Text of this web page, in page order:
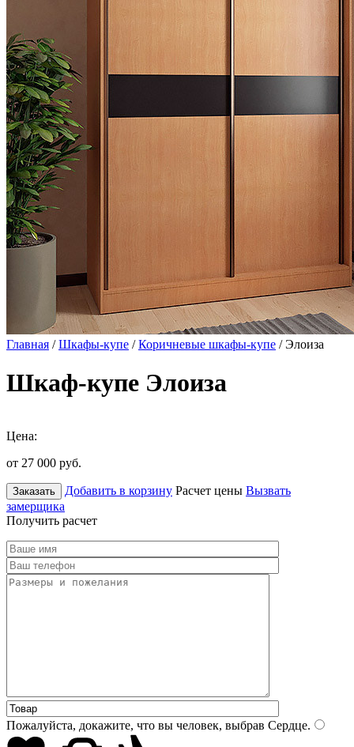
Главная /Шкафы-купе /Коричневые шкафы-купе / Элоиза
Шкаф-купе Элоиза
Цена:
от 27 000 руб.
Заказать Добавить в корзину Расчет цены Вызвать
замерщика
Получить расчет
Пожалуйста, докажите, что вы человек, выбрав Сердце.